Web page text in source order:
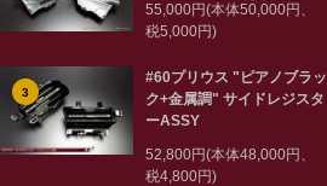
55,000円(本体50,000円、
税5,000円)
3
#60プリウス "ピアノブラッ
ク+金属調" サイドレジスタ
ーASSY
52,800円(本体48,000円、
税4,800円)